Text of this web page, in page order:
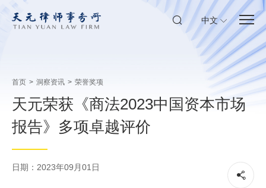
中文
首页 > 洞察资讯 > 荣誉奖项
天元荣获《商法2023中国资本市场
报告》多项卓越评价
日期：2023年09月01日